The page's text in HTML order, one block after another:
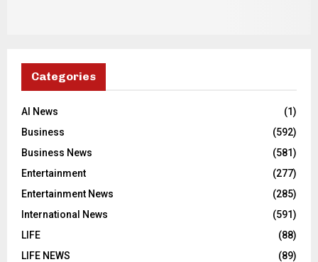
Categories
AI News
(1)
Business
(592)
Business News
(581)
Entertainment
(277)
Entertainment News
(285)
International News
(591)
LIFE
(88)
LIFE NEWS
(89)